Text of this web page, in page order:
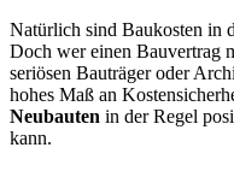
Natürlich sind Baukosten in
Doch wer einen Bauvertrag
seriösen Bauträger oder
hohes Maß an
Neubauten in der Regel
kann.